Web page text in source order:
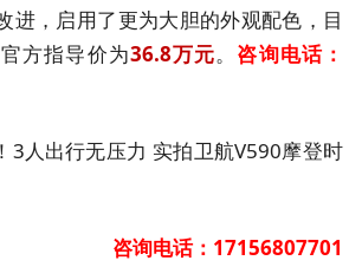
进，启用了更为大胆的外观配色，目
方指导价为36.8万元。 咨询电话：
咨询电话： 17156807701